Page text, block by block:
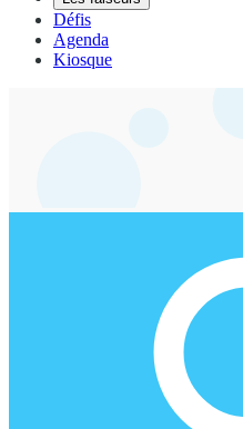
Défis
Agenda
Kiosque